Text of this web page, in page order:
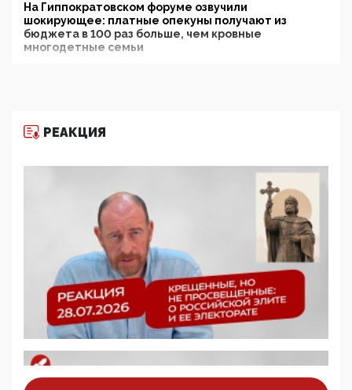
На Гиппократовском форуме озвучили
шокирующее: платные опекуны получают из
бюджета в 100 раз больше, чем кровные
многодетные семьи
11:53, 09 Июня 2026
деятельность ИИТО ЮНЕСКО в России, но
цифроглобалисты продолжают определять
повестку в образовании
09:43, 01 Июня 2026
5G за счет здоровья граждан: Минцифры намерено
отобрать у регионов и муниципалитетов право
защищать жилые дома и социальные объекты от
05:58, 26 Мая 2026
Роскомнадзор освободили от борца с
деструктивным и опасным контентом
07:39, 25 Мая 2026
ценностей: «Новые люди» поднимают электорат
РЕАКЦИЯ